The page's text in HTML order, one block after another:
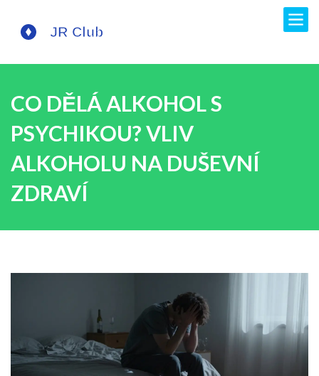
CO DĚLÁ ALKOHOL S
PSYCHIKOU? VLIV
ALKOHOLU NA DUŠEVNÍ
ZDRAVÍ